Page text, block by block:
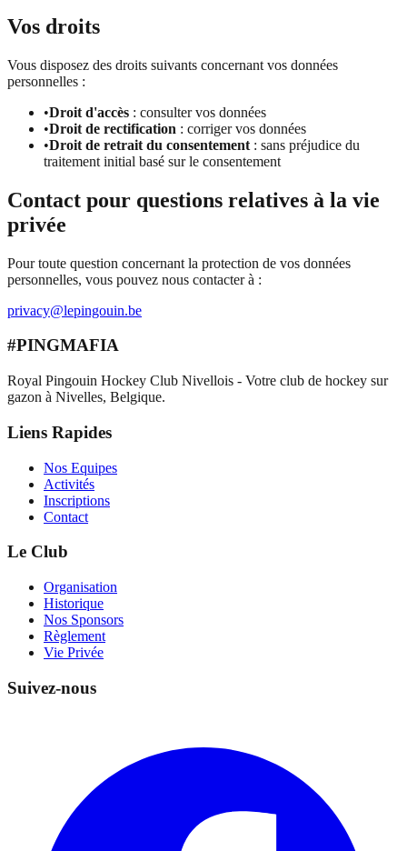
Vos droits
Vous disposez des droits suivants concernant vos données
personnelles :
•Droit d'accès : consulter vos données
•Droit de rectification : corriger vos données
•Droit de retrait du consentement : sans préjudice du
traitement initial basé sur le consentement
Contact pour questions relatives à la vie
privée
Pour toute question concernant la protection de vos données
personnelles, vous pouvez nous contacter à :
privacy@lepingouin.be
#PINGMAFIA
Royal Pingouin Hockey Club Nivellois - Votre club de hockey sur
gazon à Nivelles, Belgique.
Liens Rapides
Nos Equipes
Activités
Inscriptions
Contact
Le Club
Organisation
Historique
Nos Sponsors
Règlement
Vie Privée
Suivez-nous